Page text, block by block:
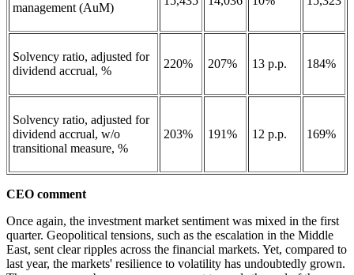
management (AuM)
Solvency ratio, adjusted for
dividend accrual, %
220% 207% 13 p.p. 184%
Solvency ratio, adjusted for
dividend accrual, w/o
transitional measure, %
203% 191% 12 p.p. 169%
CEO comment
Once again, the investment market sentiment was mixed in the first
quarter. Geopolitical tensions, such as the escalation in the Middle
East, sent clear ripples across the financial markets. Yet, compared to
last year, the markets' resilience to volatility has undoubtedly grown.